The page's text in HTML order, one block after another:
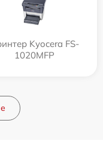
Kyocera FS-
1020MFP